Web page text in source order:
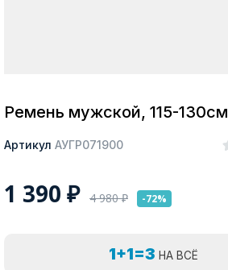
Ремень мужской, 115-130см
Артикул АУГР071900
1 390 ₽ 4 980₽ -72%
1+1=3 НА ВСЁ